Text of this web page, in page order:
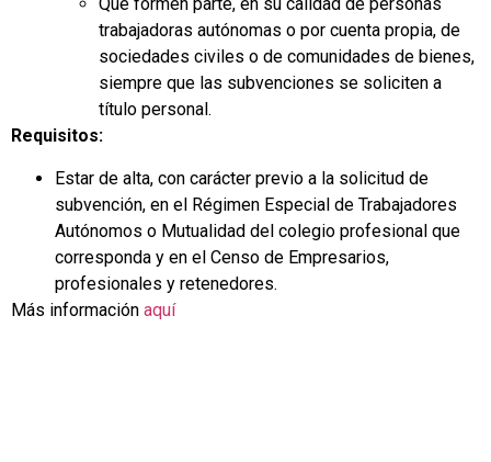
trabajadoras autónomas o por cuenta propia, de
sociedades civiles o de comunidades de bienes,
siempre que las subvenciones se soliciten a
título personal.
Requisitos:
Estar de alta, con carácter previo a la solicitud de
subvención, en el Régimen Especial de Trabajadores
Autónomos o Mutualidad del colegio profesional que
corresponda y en el Censo de Empresarios,
profesionales y retenedores.
Más información aquí